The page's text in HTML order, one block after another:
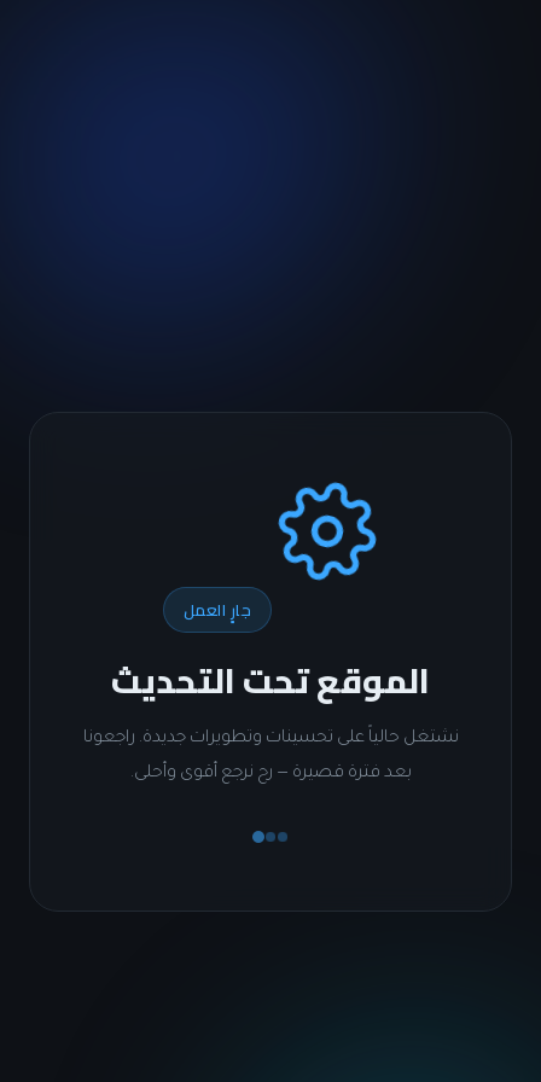
جارٍ العمل
الموقع تحت التحديث
حالياً على تحسينات وتطويرات جديدة. راجعونا
بعد فترة قصيرة — رح نرجع أقوى وأحلى.